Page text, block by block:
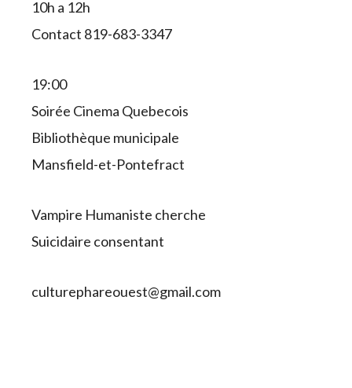
10h a 12h
Contact 819-683-3347
19:00
Soirée Cinema Quebecois
Bibliothèque municipale
Mansfield-et-Pontefract
Vampire Humaniste cherche
Suicidaire consentant
culturephareouest@gmail.com